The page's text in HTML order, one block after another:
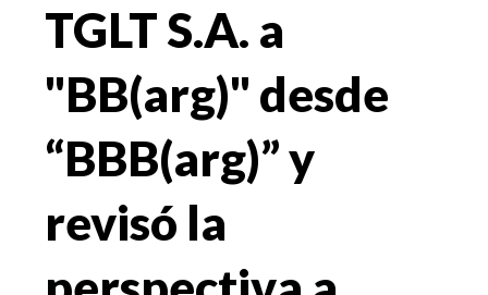
TGLT S.A. a
"BB(arg)" desde
“BBB(arg)” y
revisó la